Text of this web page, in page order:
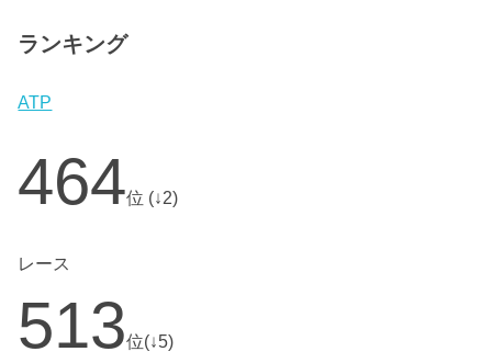
ランキング
ATP
464位 (↓2)
レース
513位(↓5)